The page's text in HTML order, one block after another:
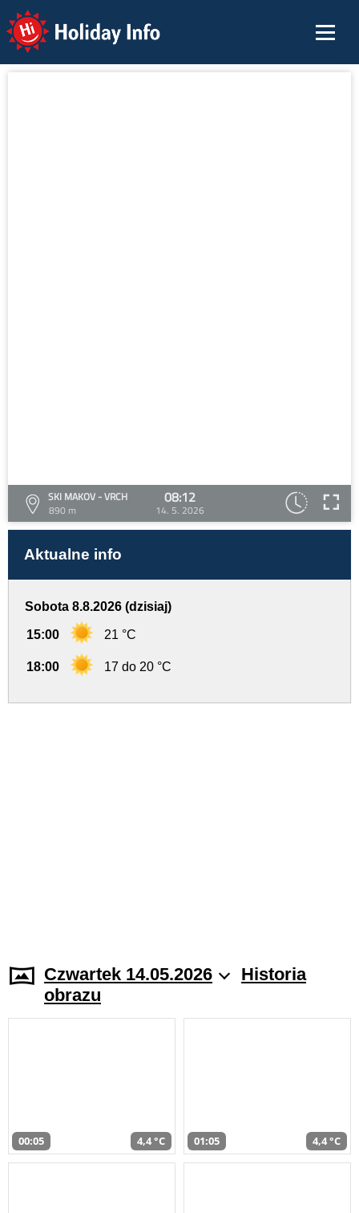
Holiday Info
SKI MAKOV - VRCH
890 m
08:12
14. 5. 2026
Aktualne info
Sobota 8.8.2026 (dzisiaj)
15:00 21 °C
18:00 17 do 20 °C
Czwartek 14.05.2026
Historia
obrazu
00:05 4,4 °C 01:05 4,4 °C